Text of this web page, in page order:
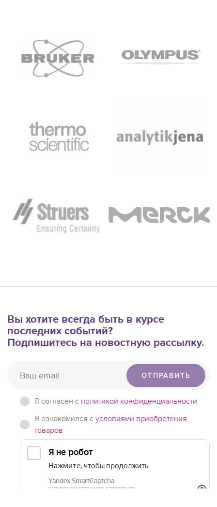
Вы хотите всегда быть в курсе
последних событий?
Подпишитесь на новостную рассылку.
ОТПРАВИТЬ
Я согласен c политикой конфиденциальности
Я ознакомился с условиями приобретения
товаров